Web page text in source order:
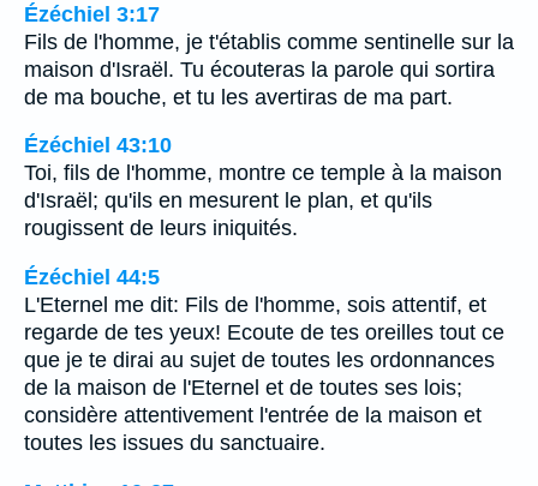
Ézéchiel 3:17
Fils de l'homme, je t'établis comme sentinelle sur la
maison d'Israël. Tu écouteras la parole qui sortira
de ma bouche, et tu les avertiras de ma part.
Ézéchiel 43:10
Toi, fils de l'homme, montre ce temple à la maison
d'Israël; qu'ils en mesurent le plan, et qu'ils
rougissent de leurs iniquités.
Ézéchiel 44:5
L'Eternel me dit: Fils de l'homme, sois attentif, et
regarde de tes yeux! Ecoute de tes oreilles tout ce
que je te dirai au sujet de toutes les ordonnances
de la maison de l'Eternel et de toutes ses lois;
considère attentivement l'entrée de la maison et
toutes les issues du sanctuaire.